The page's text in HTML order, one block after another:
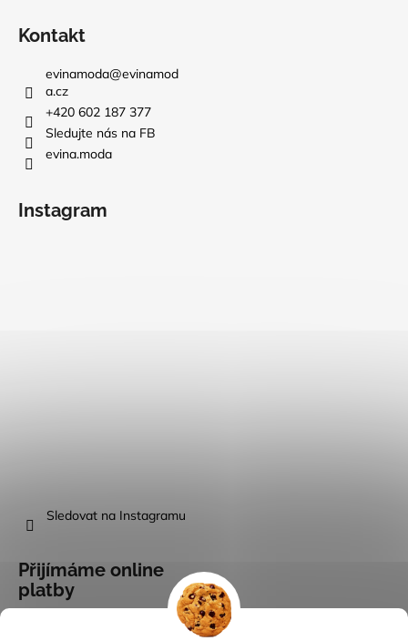
Kontakt
evinamoda@evinamod
a.cz
+420 602 187 377
Sledujte nás na FB
evina.moda
Instagram
Sledovat na Instagramu
Přijímáme online
platby